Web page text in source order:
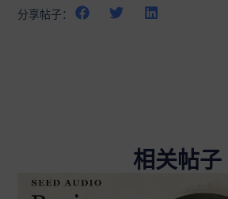
分享帖子：
相关帖子